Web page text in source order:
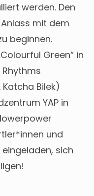
werden. Den
mit dem
beginnen.
Green“ in
Bilek)
YAP in
und
sich